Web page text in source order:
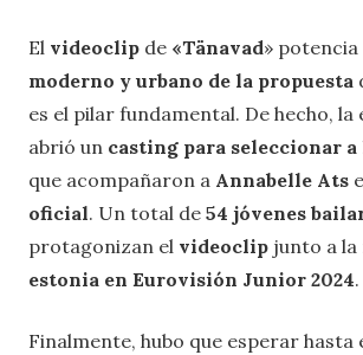
El videoclip de «Tänavad» potencia
moderno y urbano de la propuesta
es el pilar fundamental. De hecho, la
abrió un casting para seleccionar
que acompañaron a Annabelle Ats
oficial. Un total de 54 jóvenes
protagonizan el videoclip junto a la
estonia en Eurovisión Junior 2024.
Finalmente, hubo que esperar hasta